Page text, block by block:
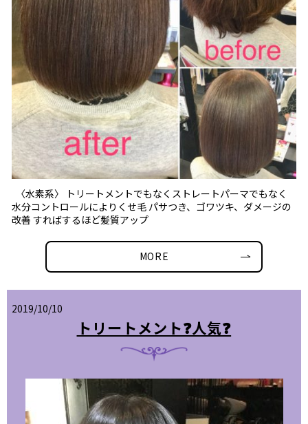
〈水素系〉 トリートメントでもなくストレートパーマでもなく
水分コントロールによりくせ毛 パサつき、ゴワツキ、ダメージの
改善 すればするほど髪質アップ
MORE
2019/10/10
トリートメント❓人気❓